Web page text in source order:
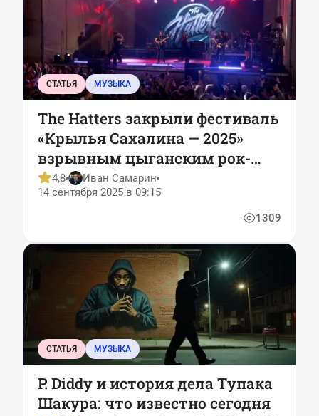
СТАТЬЯ МУЗЫКА
The Hatters закрыли фестиваль
«Крылья Сахалина — 2025»
взрывным цыганским рок-
шоу
4,8
Иван Самарин
14 сентября 2025 в 09:15
1309
СТАТЬЯ МУЗЫКА
P. Diddy и история дела Тупака
Шакура: что известно сегодня